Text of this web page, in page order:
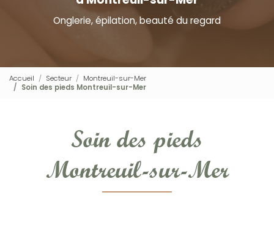
Onglerie, épilation, beauté du regard
Accueil Secteur
Montreuil-sur-Mer
Soin des pieds Montreuil-sur-Mer
Soin des pieds
Montreuil-sur-Mer